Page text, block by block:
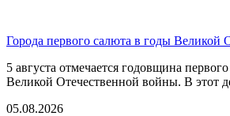
Города первого салюта в годы Великой
5 августа отмечается годовщина
Великой Отечественной войны. В этот
05.08.2026